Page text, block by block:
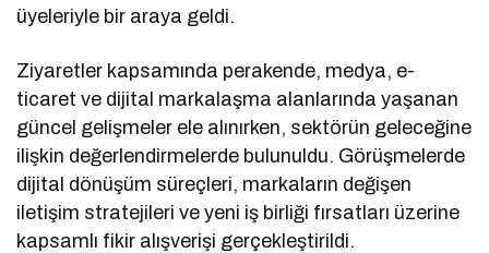
üyeleriyle bir araya geldi.
Ziyaretler kapsamında perakende, medya, e-
ticaret ve dijital markalaşma alanlarında yaşanan
güncel gelişmeler ele alınırken, sektörün geleceğine
ilişkin değerlendirmelerde bulunuldu. Görüşmelerde
dijital dönüşüm süreçleri, markaların değişen
iletişim stratejileri ve yeni iş birliği fırsatları üzerine
kapsamlı fikir alışverişi gerçekleştirildi.